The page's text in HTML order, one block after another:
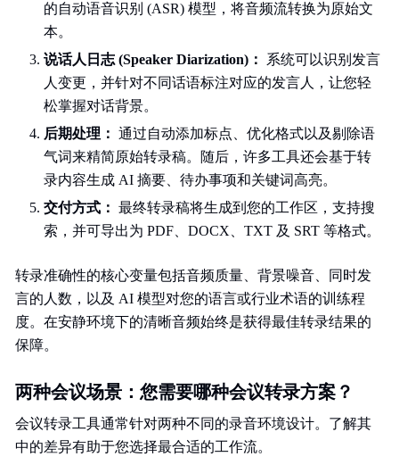
的自动语音识别 (ASR) 模型，将音频流转换为原始文
本。
说话人日志 (Speaker Diarization)： 系统可以识别发言
人变更，并针对不同话语标注对应的发言人，让您轻
松掌握对话背景。
后期处理： 通过自动添加标点、优化格式以及剔除语
气词来精简原始转录稿。随后，许多工具还会基于转
录内容生成 AI 摘要、待办事项和关键词高亮。
交付方式： 最终转录稿将生成到您的工作区，支持搜
索，并可导出为 PDF、DOCX、TXT 及 SRT 等格式。
转录准确性的核心变量包括音频质量、背景噪音、同时发
言的人数，以及 AI 模型对您的语言或行业术语的训练程
度。在安静环境下的清晰音频始终是获得最佳转录结果的
保障。
两种会议场景：您需要哪种会议转录方案？
会议转录工具通常针对两种不同的录音环境设计。了解其
中的差异有助于您选择最合适的工作流。